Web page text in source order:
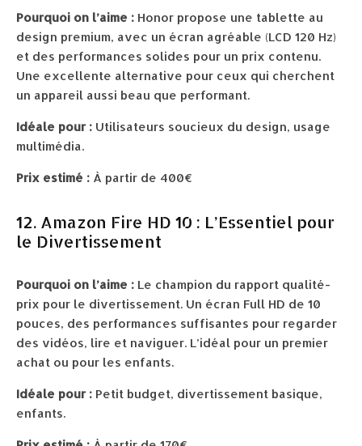
Pourquoi on l’aime : Honor propose une tablette au
design premium, avec un écran agréable (LCD 120 Hz)
et des performances solides pour un prix contenu.
Une excellente alternative pour ceux qui cherchent
un appareil aussi beau que performant.
Idéale pour : Utilisateurs soucieux du design, usage
multimédia.
Prix estimé : À partir de 400€
12. Amazon Fire HD 10 : L’Essentiel pour
le Divertissement
Pourquoi on l’aime : Le champion du rapport qualité-
prix pour le divertissement. Un écran Full HD de 10
pouces, des performances suffisantes pour regarder
des vidéos, lire et naviguer. L’idéal pour un premier
achat ou pour les enfants.
Idéale pour : Petit budget, divertissement basique,
enfants.